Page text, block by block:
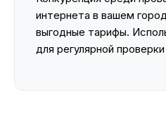
интернета в вашем
выгодные тарифы.
для регулярной